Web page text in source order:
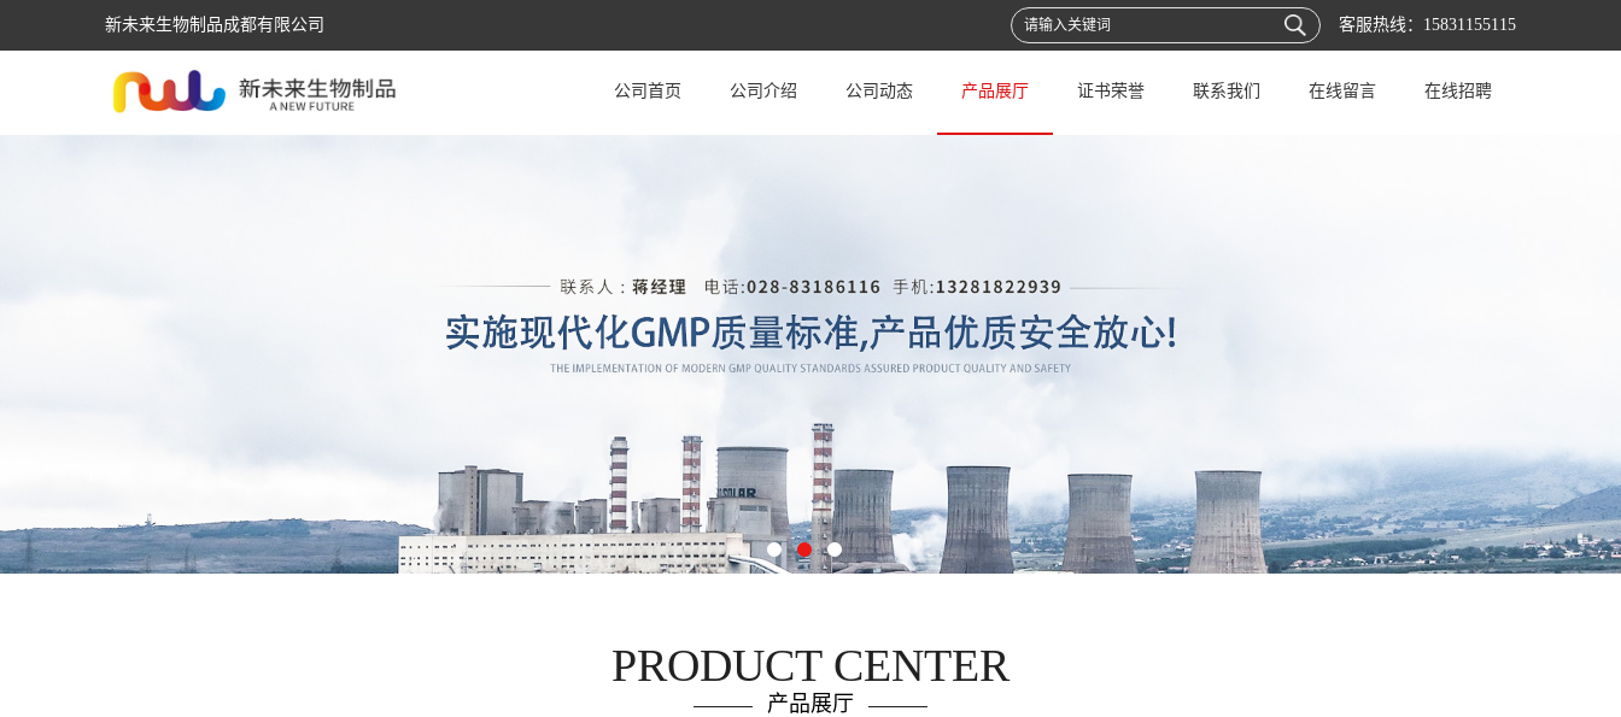
新未来生物制品成都有限公司 客服热线： 15831155115
公司首页 公司介绍 公司动态 产品展厅 证书荣誉 联系我们 在线留言 在线招聘
PRODUCT CENTER
产品展厅